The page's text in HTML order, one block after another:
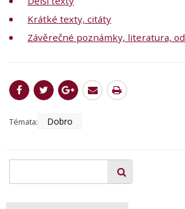
Krátké texty, citáty
Závěrečné poznámky, literatura,
Témata: Dobro